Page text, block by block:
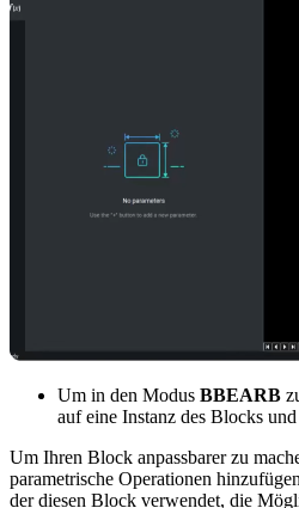
Um in den Modus BBEARB
auf eine Instanz des Blocks
Um Ihren Block anpassbarer zu
parametrische Operationen
der diesen Block verwendet, die